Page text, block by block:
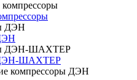
ДЭН-ШАХТЕР